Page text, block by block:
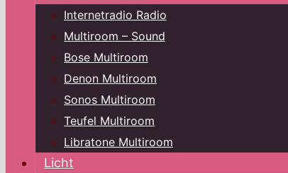
Internetradio Radio
Multiroom – Sound
Bose Multiroom
Denon Multiroom
Sonos Multiroom
Teufel Multiroom
Libratone Multiroom
Licht